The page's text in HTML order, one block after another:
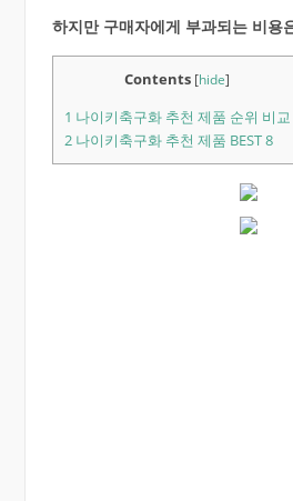
하지만 구매자에게 부과되는 비용
Contents [hide]
1 나이키축구화 추천 제품 순위 비교
2나이키축구화 추천 제품 BEST 8